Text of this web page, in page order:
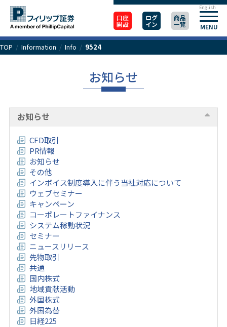
口座
開設
ログ
イン
商品
一覧 MENU
English
TOP / Information / Info / 9524
お知らせ
お知らせ
CFD取引
PR情報
お知らせ
その他
インボイス制度導入に伴う当社対応について
ウェブセミナー
キャンペーン
コーポレートファイナンス
システム稼動状況
セミナー
ニュースリリース
先物取引
共通
国内株式
地域貢献活動
外国株式
外国為替
日経225